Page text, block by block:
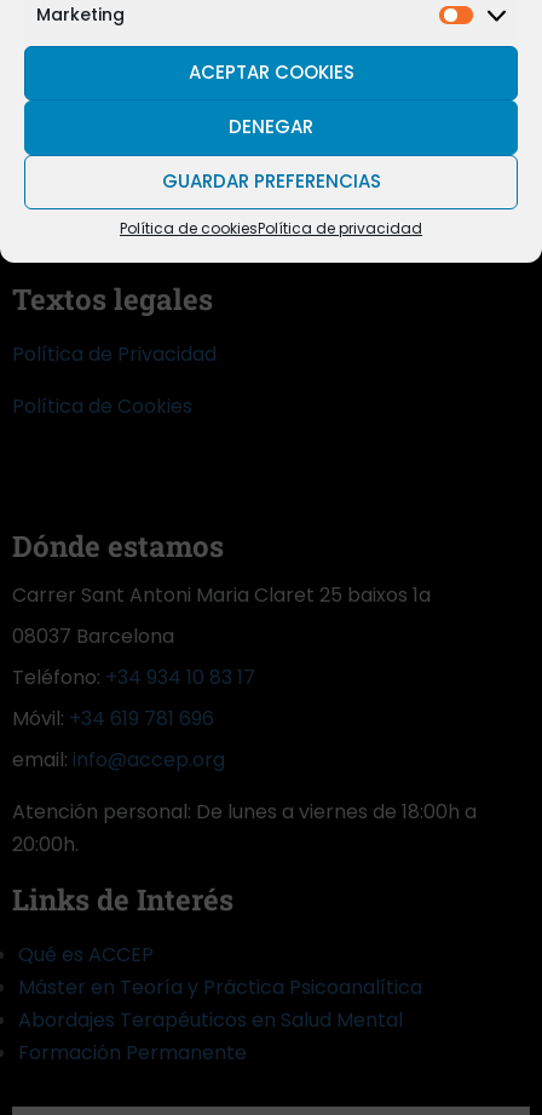
Marketing
ACEPTAR COOKIES
DENEGAR
GUARDAR PREFERENCIAS
Política de cookiesPolítica de privacidad
Castellano
Textos legales
Política de Privacidad
Política de Cookies
Dónde estamos
Carrer Sant Antoni Maria Claret 25 baixos 1a
08037 Barcelona
Teléfono: +34 934 10 83 17
Móvil: +34 619 781 696
email: info@accep.org
Atención personal: De lunes a viernes de 18:00h a
20:00h.
Links de Interés
Qué es ACCEP
Máster en Teoría y Práctica Psicoanalítica
Abordajes Terapéuticos en Salud Mental
Formación Permanente